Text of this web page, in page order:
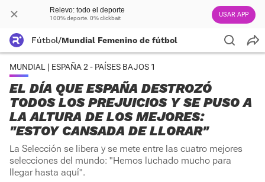
Relevo: todo el deporte
100% deporte. 0% clickbait USAR APP
Fútbol/Mundial Femenino de fútbol
MUNDIAL | ESPAÑA 2 - PAÍSES BAJOS 1
EL DÍA QUE ESPAÑA DESTROZÓ
TODOS LOS PREJUICIOS Y SE PUSO A
LA ALTURA DE LOS MEJORES:
"ESTOY CANSADA DE LLORAR"
La Selección se libera y se mete entre las cuatro mejores
selecciones del mundo: "Hemos luchado mucho para
llegar hasta aquí".